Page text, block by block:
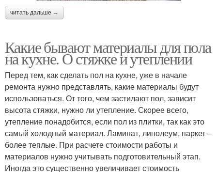
читать дальше →
Какие бывают материалы для пола
на кухне. О стяжке и утеплении
Перед тем, как сделать пол на кухне, уже в начале
ремонта нужно представлять, какие материалы будут
использоваться. От того, чем застилают пол, зависит
высота стяжки, нужно ли утепление. Скорее всего,
утепление понадобится, если пол из плитки, так как это
самый холодный материал. Ламинат, линолеум, паркет –
более теплые. При расчете стоимости работы и
материалов нужно учитывать подготовительный этап.
Иногда это существенно увеличивает стоимость